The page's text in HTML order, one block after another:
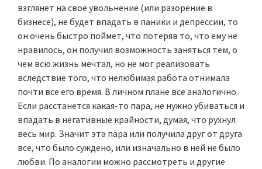
взглянет на свое увольнение (или разорение в
бизнесе), не будет впадать в паники и депрессии, то
он очень быстро поймет, что потеряв то, что ему не
нравилось, он получил возможность заняться тем, о
чем всю жизнь мечтал, но не мог реализовать
вследствие того, что нелюбимая работа отнимала
почти все его время. В личном плане все аналогично.
Если расстанется какая-то пара, не нужно убиваться и
впадать в негативные крайности, думая, что рухнул
весь мир. Значит эта пара или получила друг от друга
все, что было суждено, или изначально в ней не было
любви. По аналогии можно рассмотреть и другие